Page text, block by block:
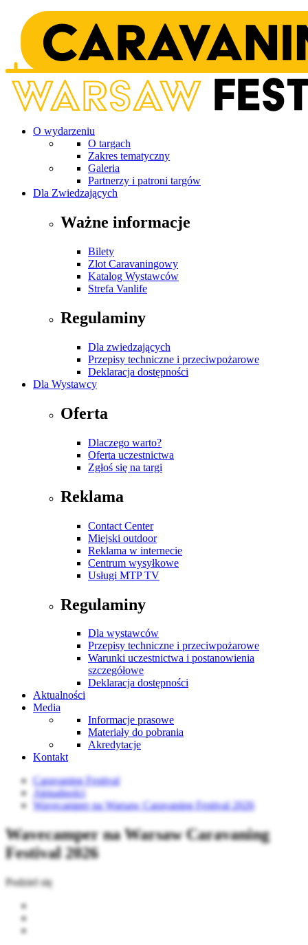
O wydarzeniu
O targach
Zakres tematyczny
Galeria
Partnerzy i patroni targów
Dla Zwiedzających
Ważne informacje
Bilety
Zlot Caravaningowy
Katalog Wystawców
Strefa Vanlife
Regulaminy
Dla zwiedzających
Przepisy techniczne i przeciwpożarowe
Deklaracja dostępności
Dla Wystawcy
Oferta
Dlaczego warto?
Oferta uczestnictwa
Zgłoś się na targi
Reklama
Contact Center
Miejski outdoor
Reklama w internecie
Centrum wysyłkowe
Usługi MTP TV
Regulaminy
Dla wystawców
Przepisy techniczne i przeciwpożarowe
Warunki uczestnictwa i postanowienia
szczegółowe
Deklaracja dostępności
Aktualności
Media
Informacje prasowe
Materiały do pobrania
Akredytacje
Kontakt
Caravaning Festival
Aktualności
Wavecamper na Warsaw Caravaning Festival 2026
Wavecamper na Warsaw Caravaning
Festival 2026
Podziel się